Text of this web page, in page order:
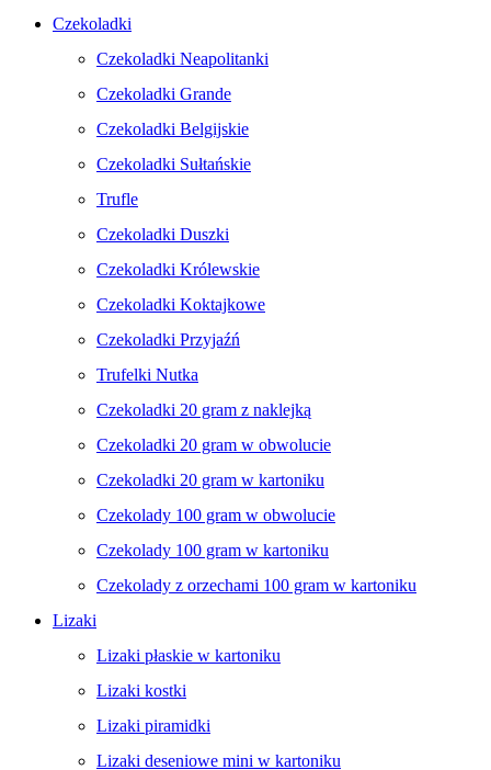
Czekoladki
Czekoladki Neapolitanki
Czekoladki Grande
Czekoladki Belgijskie
Czekoladki Sułtańskie
Trufle
Czekoladki Duszki
Czekoladki Królewskie
Czekoladki Koktajkowe
Czekoladki Przyjaźń
Trufelki Nutka
Czekoladki 20 gram z naklejką
Czekoladki 20 gram w obwolucie
Czekoladki 20 gram w kartoniku
Czekolady 100 gram w obwolucie
Czekolady 100 gram w kartoniku
Czekolady z orzechami 100 gram w kartoniku
Lizaki
Lizaki płaskie w kartoniku
Lizaki kostki
Lizaki piramidki
Lizaki deseniowe mini w kartoniku